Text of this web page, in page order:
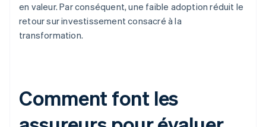
en valeur. Par conséquent, une faible adoption réduit le
retour sur investissement consacré à la
transformation.
Comment font les